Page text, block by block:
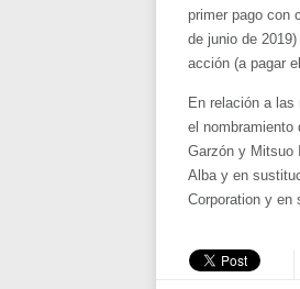
primer pago con
de junio de
acción (a pagar
En relación a
el nombramiento
Garzón y Mitsuo
Alba y en
Corporation y en